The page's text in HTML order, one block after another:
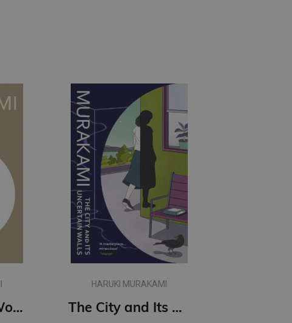
Men Without Women
HARUKI MURAKAMI
The City and Its Uncertain Walls (paperback, s)